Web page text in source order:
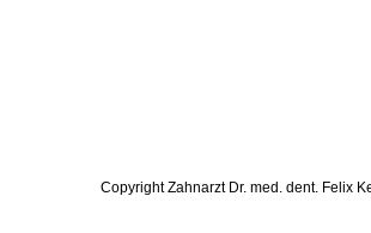
Copyright Zahnarzt Dr. med. dent. Felix